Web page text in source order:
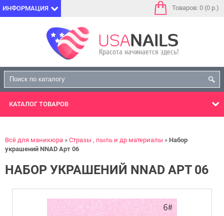
ИНФОРМАЦИЯ Товаров: 0 (0 р.)
КАТАЛОГ ТОВАРОВ
Всё для маникюра Стразы , пыль и др материалы
Набор
украшений NNAD Арт 06
НАБОР УКРАШЕНИЙ NNAD АРТ 06